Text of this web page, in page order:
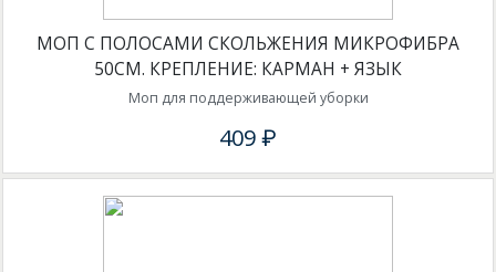
МОП C ПОЛОСАМИ СКОЛЬЖЕНИЯ МИКРОФИБРА
50СМ. КРЕПЛЕНИЕ: КАРМАН + ЯЗЫК
Моп для поддерживающей уборки
409 ₽